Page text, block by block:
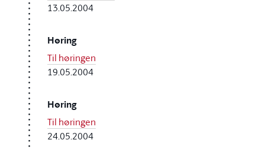
13.05.2004
Høring
Til høringen
19.05.2004
Høring
Til høringen
24.05.2004